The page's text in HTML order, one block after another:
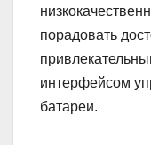
порадовать
интерфейсом
батареи.